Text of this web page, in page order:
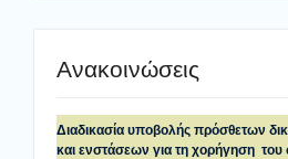
Ανακοινώσεις
Διαδικασία υποβολής πρόσθετων
και ενστάσεων για τη χορήγηση του